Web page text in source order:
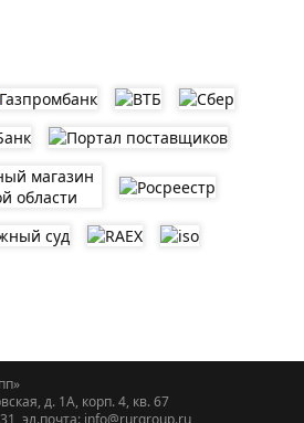
д. 1А, корп. 4, кв. 67
эл.почта: info@rurgroup.ru